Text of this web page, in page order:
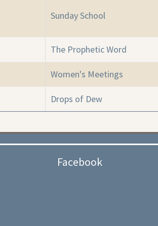
Sunday School
The Prophetic Word
Women's Meetings
Drops of Dew
Facebook